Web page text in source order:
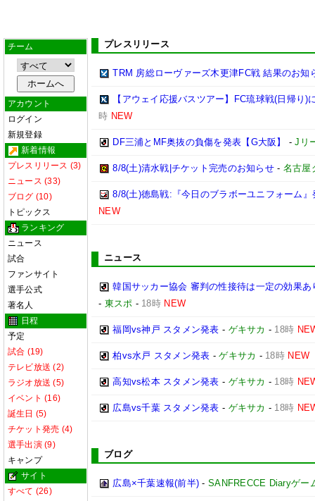
チーム
アカウント
ログイン
新規登録
新着情報
プレスリリース (3)
ニュース (33)
ブログ (10)
トピックス
ランキング
ニュース
試合
ファンサイト
選手公式
著名人
日程
予定
試合 (19)
テレビ放送 (2)
ラジオ放送 (5)
イベント (16)
誕生日 (5)
チケット発売 (4)
選手出演 (9)
キャンプ
サイト
すべて (26)
プレスリリース
TRM 房総ローヴァーズ木更津FC戦 結果のお知
【アウェイ応援バスツアー】FC琉球戦(日帰り)
時 NEW
DF三浦とMF奥抜の負傷を発表【G大阪】 -Jリ
8/8(土)清水戦|チケット完売のお知らせ- 名古屋
8/8(土)徳島戦:『今日のブラボーユニフォーム
NEW
ニュース
韓国サッカー協会 審判の性接待は一定の効果
- 東スポ - 18時 NEW
福岡vs神戸 スタメン発表 - ゲキサカ - 18時
柏vs水戸 スタメン発表 -ゲキサカ - 18時 NEW
高知vs松本 スタメン発表 - ゲキサカ - 18時
広島vs千葉 スタメン発表 - ゲキサカ - 18時
ブログ
広島×千葉速報(前半) -SANFRECCE Diaryゲー